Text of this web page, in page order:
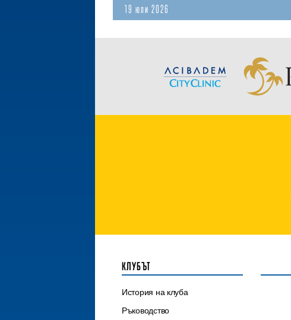
19 юли 2026
КЛУБЪТ
История на клуба
Ръководство